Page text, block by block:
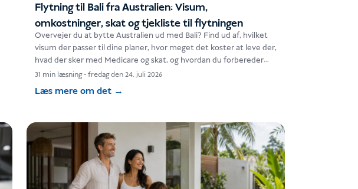
Flytning til Bali fra Australien: Visum,
omkostninger, skat og tjekliste til flytningen
Overvejer du at bytte Australien ud med Bali? Find ud af, hvilket
visum der passer til dine planer, hvor meget det koster at leve der,
hvad der sker med Medicare og skat, og hvordan du forbereder
dig…
31 min læsning - fredag den 24. juli 2026
Læs mere om det →